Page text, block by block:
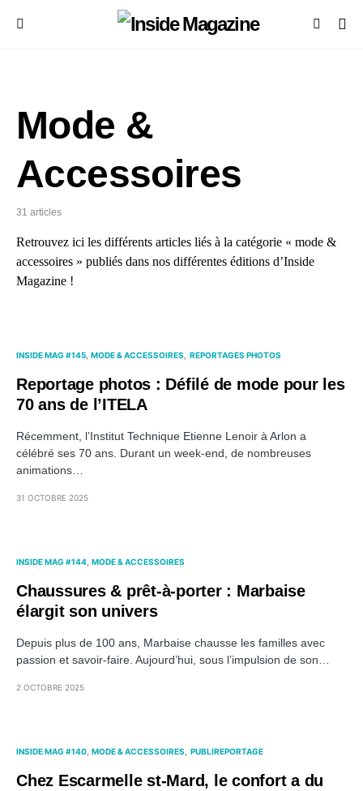
Mode &
Accessoires
31 articles
Retrouvez ici les différents articles liés à la catégorie « mode &
accessoires » publiés dans nos différentes éditions d’Inside
Magazine !
INSIDE MAG #145 MODE & ACCESSOIRES REPORTAGES PHOTOS
Reportage photos : Défilé de mode pour les
70 ans de l’ITELA
Récemment, l’Institut Technique Etienne Lenoir à Arlon a
célébré ses 70 ans. Durant un week-end, de nombreuses
animations…
31 OCTOBRE 2025
INSIDE MAG #144 MODE & ACCESSOIRES
Chaussures & prêt-à-porter : Marbaise
élargit son univers
Depuis plus de 100 ans, Marbaise chausse les familles avec
passion et savoir-faire. Aujourd’hui, sous l’impulsion de son…
2 OCTOBRE 2025
INSIDE MAG #140 MODE & ACCESSOIRES PUBLIREPORTAGE
Chez Escarmelle st-Mard, le confort a du